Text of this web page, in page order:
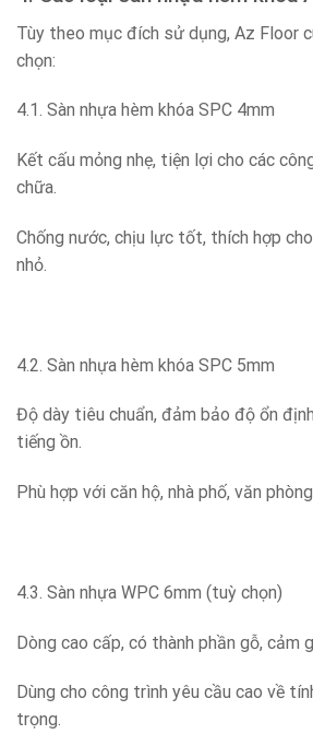
Tùy theo mục đích sử dụng, Az Floor
chọn:
4.1. Sàn nhựa hèm khóa SPC 4mm
Kết cấu mỏng nhẹ, tiện lợi cho các
chữa.
Chống nước, chịu lực tốt, thích hợp
nhỏ.
4.2. Sàn nhựa hèm khóa SPC 5mm
Độ dày tiêu chuẩn, đảm bảo độ ổn
tiếng ồn.
Phù hợp với căn hộ, nhà phố, văn
4.3. Sàn nhựa WPC 6mm (tuỳ chọn)
Dòng cao cấp, có thành phần gỗ, cảm
Dùng cho công trình yêu cầu cao về
trọng.